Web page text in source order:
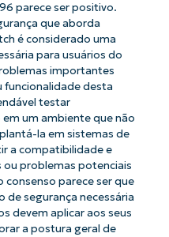
parece ser positivo.
que aborda
é considerado uma
para usuários do
importantes
funcionalidade desta
testar
um ambiente que não
la em sistemas de
a compatibilidade e
problemas potenciais
consenso parece ser que
de segurança necessária
devem aplicar aos seus
a postura geral de